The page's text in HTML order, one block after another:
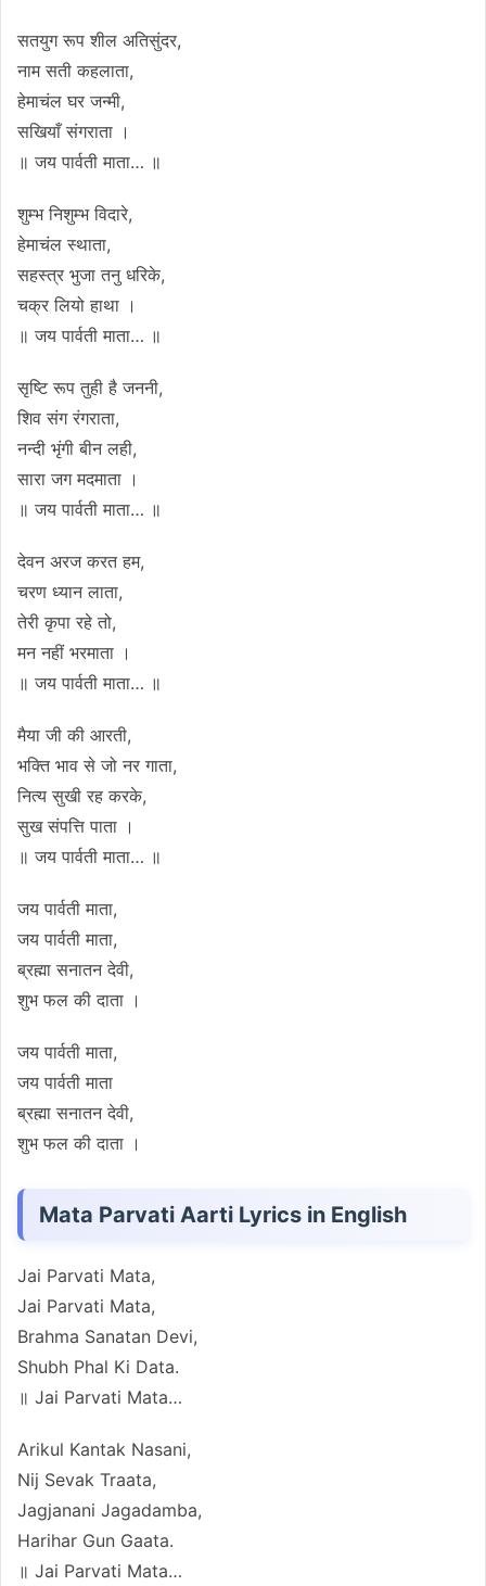
सतयुग रूप शील अतिसुंदर,
नाम सती कहलाता,
हेमाचंल घर जन्मी,
सखियाँ संगराता ।
॥ जय पार्वती माता… ॥
शुम्भ निशुम्भ विदारे,
हेमाचंल स्थाता,
सहस्त्र भुजा तनु धरिके,
चक्र लियो हाथा ।
॥ जय पार्वती माता… ॥
सृष्टि रूप तुही है जननी,
शिव संग रंगराता,
नन्दी भृंगी बीन लही,
सारा जग मदमाता ।
॥ जय पार्वती माता… ॥
देवन अरज करत हम,
चरण ध्यान लाता,
तेरी कृपा रहे तो,
मन नहीं भरमाता ।
॥ जय पार्वती माता… ॥
मैया जी की आरती,
भक्ति भाव से जो नर गाता,
नित्य सुखी रह करके,
सुख संपत्ति पाता ।
॥ जय पार्वती माता… ॥
जय पार्वती माता,
जय पार्वती माता,
ब्रह्मा सनातन देवी,
शुभ फल की दाता ।
जय पार्वती माता,
जय पार्वती माता
ब्रह्मा सनातन देवी,
शुभ फल की दाता ।
Mata Parvati Aarti Lyrics in English
Jai Parvati Mata,
Jai Parvati Mata,
Brahma Sanatan Devi,
Shubh Phal Ki Data.
॥ Jai Parvati Mata…
Arikul Kantak Nasani,
Nij Sevak Traata,
Jagjanani Jagadamba,
Harihar Gun Gaata.
॥ Jai Parvati Mata…